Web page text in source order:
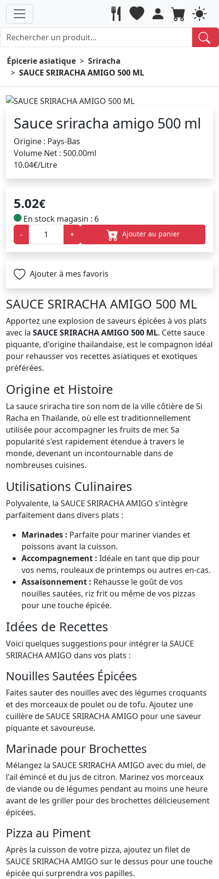
Épicerie asiatique
Sriracha
SAUCE SRIRACHA AMIGO 500 ML
Sauce sriracha amigo 500 ml
Origine : Pays-Bas
Volume Net : 500.00ml
10.04€/Litre
5.02€
En stock magasin : 6
-
+ Ajouter au panier
Ajouter à mes favoris
SAUCE SRIRACHA AMIGO 500 ML
Apportez une explosion de saveurs épicées à vos plats
avec la SAUCE SRIRACHA AMIGO 500 ML. Cette sauce
piquante, d'origine thaïlandaise, est le compagnon idéal
pour rehausser vos recettes asiatiques et exotiques
préférées.
Origine et Histoire
La sauce sriracha tire son nom de la ville côtière de Si
Racha en Thaïlande, où elle est traditionnellement
utilisée pour accompagner les fruits de mer. Sa
popularité s'est rapidement étendue à travers le
monde, devenant un incontournable dans de
nombreuses cuisines.
Utilisations Culinaires
Polyvalente, la SAUCE SRIRACHA AMIGO s'intègre
parfaitement dans divers plats :
Marinades : Parfaite pour mariner viandes et
poissons avant la cuisson.
Accompagnement : Idéale en tant que dip pour
vos nems, rouleaux de printemps ou autres en-cas.
Assaisonnement : Rehausse le goût de vos
nouilles sautées, riz frit ou même de vos pizzas
pour une touche épicée.
Idées de Recettes
Voici quelques suggestions pour intégrer la SAUCE
SRIRACHA AMIGO dans vos plats :
Nouilles Sautées Épicées
Faites sauter des nouilles avec des légumes croquants
et des morceaux de poulet ou de tofu. Ajoutez une
cuillère de SAUCE SRIRACHA AMIGO pour une saveur
piquante et savoureuse.
Marinade pour Brochettes
Mélangez la SAUCE SRIRACHA AMIGO avec du miel, de
l'ail émincé et du jus de citron. Marinez vos morceaux
de viande ou de légumes pendant au moins une heure
avant de les griller pour des brochettes délicieusement
épicées.
Pizza au Piment
Après la cuisson de votre pizza, ajoutez un filet de
SAUCE SRIRACHA AMIGO sur le dessus pour une touche
épicée qui surprendra vos papilles.